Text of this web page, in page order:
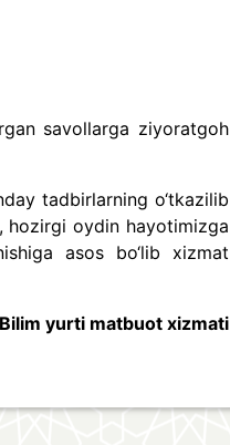
savollarga ziyoratgoh
tadbirlarning o‘tkazilib
hozirgi oydin hayotimizga
asos bo‘lib xizmat
Bilim yurti matbuot xizmati